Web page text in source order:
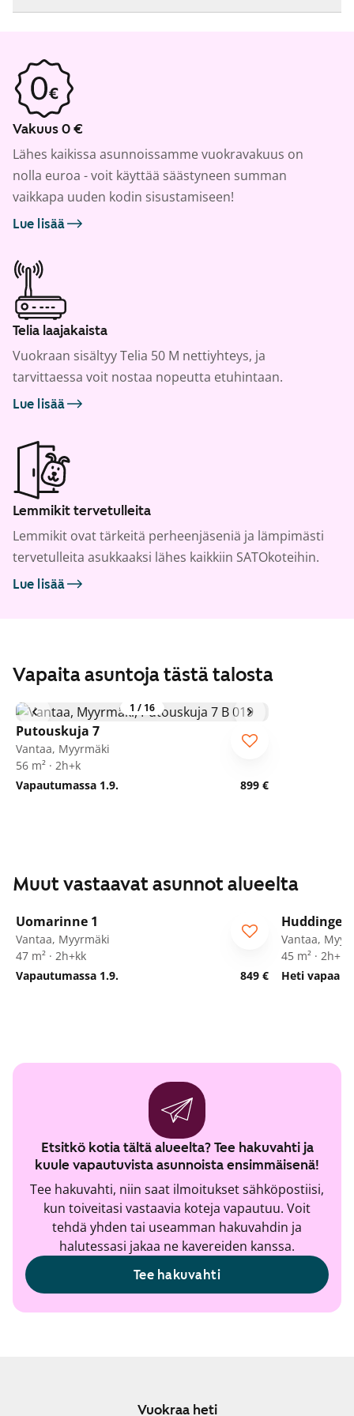
Vakuus 0 €
Lähes kaikissa asunnoissamme vuokravakuus on
nolla euroa - voit käyttää säästyneen summan
vaikkapa uuden kodin sisustamiseen!
Lue lisää
Telia laajakaista
Vuokraan sisältyy Telia 50 M nettiyhteys, ja
tarvittaessa voit nostaa nopeutta etuhintaan.
Lue lisää
Lemmikit tervetulleita
Lemmikit ovat tärkeitä perheenjäseniä ja lämpimästi
tervetulleita asukkaaksi lähes kaikkiin SATOkoteihin.
Lue lisää
Vapaita asuntoja tästä talosta
1 / 16
Putouskuja 7
Vantaa, Myyrmäki
56 m² · 2h+k
Vapautumassa 1.9.
899 €
Muut vastaavat asunnot alueelta
Uomarinne 1
Vantaa, Myyrmäki
47 m² · 2h+kk
Vapautumassa 1.9.
849 €
ARA
Vantaa,
45 m² · 2h+kk
Heti vapaa
Etsitkö kotia tältä alueelta? Tee hakuvahti ja
kuule vapautuvista asunnoista ensimmäisenä!
Tee hakuvahti, niin saat ilmoitukset sähköpostiisi,
kun toiveitasi vastaavia koteja vapautuu. Voit
tehdä yhden tai useamman hakuvahdin ja
halutessasi jakaa ne kavereiden kanssa.
Tee hakuvahti
Vuokraa heti